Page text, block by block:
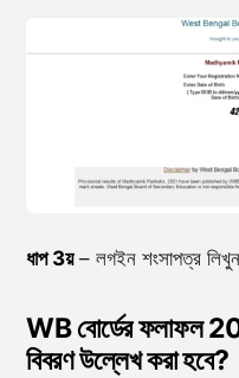
ধাপ 3য়– লগইন শংসাপত্র লিখুন
WB বোর্ডের ফলাফল
বিবরণ উল্লেখ করা হবে?